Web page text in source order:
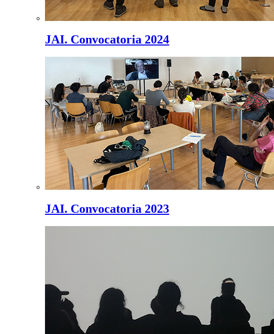
JAI. Convocatoria 2024
JAI. Convocatoria 2023